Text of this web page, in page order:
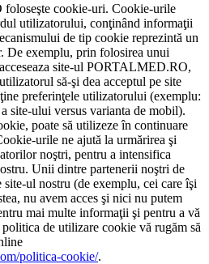
cookie-uri. Cookie-urile
utilizatorului, conţinând informaţii
de tip cookie reprezintă un
De exemplu, prin folosirea unui
site-ul PORTALMED.RO,
să-şi dea acceptul pe site
preferinţele utilizatorului (exemplu:
site-ului versus varianta de mobil).
poate să utilizeze în continuare
urile ne ajută la urmărirea şi
noştri, pentru a intensifica
Unii dintre partenerii noştri de
ul nostru (de exemplu, cei care îşi
nu avem acces şi nici nu putem
mai multe informaţii şi pentru a vă
de utilizare cookie vă rugăm să
politica-cookie/.